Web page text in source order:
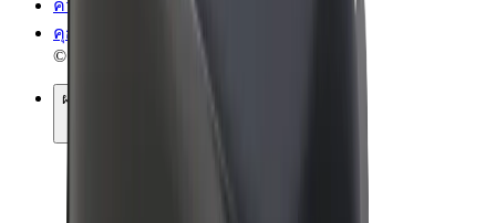
ความเป็นส่วนตัว
คุกกี้
© 2026 Bolt Technology OÜ
ผลิตภัณฑ์